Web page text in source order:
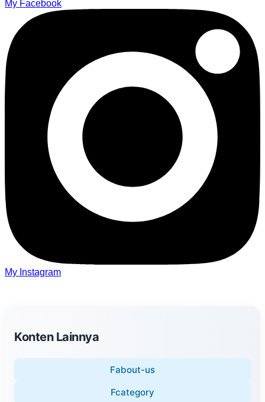
My Facebook
My Instagram
Konten Lainnya
Fabout-us
Fcategory